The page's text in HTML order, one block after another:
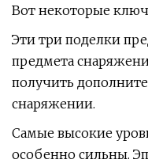
Вот некоторые
Эти три поделки
предмета
получить
снаряжении.
Самые высокие
особенно сильны.